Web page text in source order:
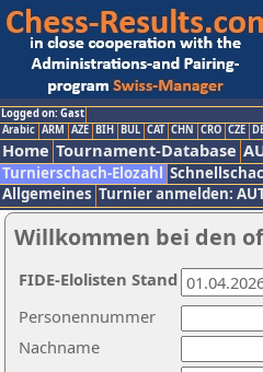
Logged on: Gast
Arabic ARM AZE BIH BUL CAT CHN CRO CZE
Home Tournament-Database
Turnierschach-Elozahl
Allgemeines Turnier anmelden:
Willkommen bei den
Nachname
Personennummer
FIDE-Elolisten Stand